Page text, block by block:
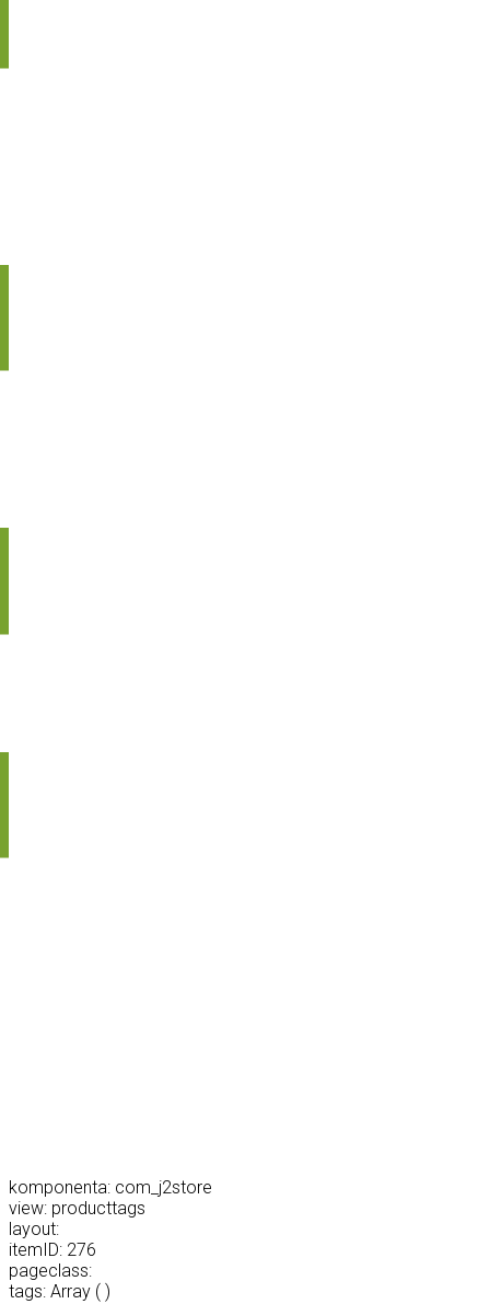
komponenta: com_j2store
view: producttags
layout:
itemID: 276
pageclass:
tags: Array ( )